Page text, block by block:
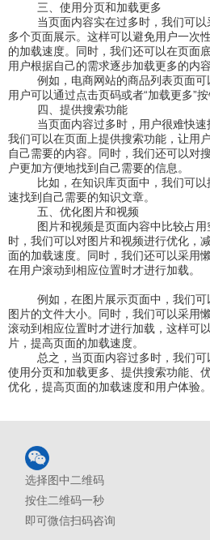
三、使用分页和加载更多
当页面内容实在过多时，我们可
多个页面展示。这样可以避免用户一次
的加载速度。同时，我们还可以在页面
用户根据自己的需求逐步加载更多的内容
例如，电商网站的商品列表页面可
用户可以通过点击页码或者“加载更多”
四、提供搜索功能
当页面内容过多时，用户很难快速
我们可以在页面上提供搜索功能，让用
自己需要的内容。同时，我们还可以对
户更加方便地找到自己需要的信息。
比如，在知识库页面中，我们可
速找到自己需要的知识文章。
五、优化图片和视频
图片和视频是页面内容中比较占
时，我们可以对图片和视频进行优化，
面的加载速度。同时，我们还可以采用
在用户滚动到相应位置时才进行加载。
例如，在图片展示页面中，我们
图片的文件大小。同时，我们可以采用
滚动到相应位置时才进行加载，这样可
片，提高页面的加载速度。
总之，当页面内容过多时，我们可
使用分页和加载更多、提供搜索功能、
优化，提高页面的加载速度和用户体验。
选择图中二维码
按住二维码一秒
即可微信扫码咨询